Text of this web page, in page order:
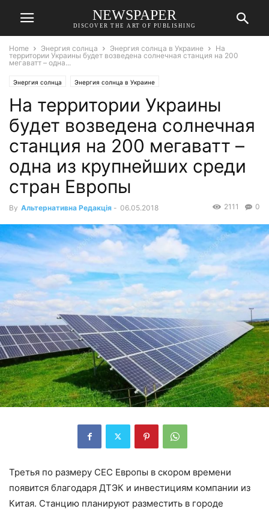
NEWSPAPER
DISCOVER THE ART OF PUBLISHING
Home Энергия солнца Энергия солнца в Украине
На
территории Украины будет возведена солнечная станция на 200
мегаватт – одна...
Энергия солнца Энергия солнца в Украине
На территории Украины
будет возведена солнечная
станция на 200 мегаватт –
одна из крупнейших среди
стран Европы
By Альтернативна Редакція - 06.05.2018 0
2111
Третья по размеру СЕС Европы в скором времени
появится благодаря ДТЭК и инвестициям компании из
Китая. Станцию планируют разместить в городе